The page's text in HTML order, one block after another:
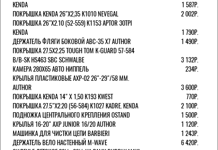
KENDA
1 587Р.
ПОКРЫШКА KENDA 26"Х2,35 K1010 NEVEGAL
2 002Р.
ПОКРЫШКА 26"Х2.10 (52-559) K1153 APTOR 30TPI
KENDA
1 790Р.
ДЕРЖАТЕЛЬ ФЛЯГИ БОКОВОЙ ABC-35 X7 AUTHOR
1 490Р.
ПОКРЫШКА 27.5X2.25 TOUGH TOM K-GUARD 57-584
B/B-SK HS463 SBC SCHWALBE
3 132Р.
КАМЕРА 280Х65 АВТО НИППЕЛЬ
234Р.
КРЫЛЬЯ ПЛАСТИКОВЫЕ AXP-02 26"-29"/58 ММ.
AUTHOR
3 600Р.
ПОКРЫШКА KENDA 14" Х 1,50 K193 KWEST
770Р.
ПОКРЫШКА 27.5"Х2.20 (56-584) K1027 KADRE. KENDA
2 100Р.
ПОДНОЖКА ЦЕНТРАЛЬНОГО КРЕПЛЕНИЯ OSTAND
1 500Р.
КРЫЛЬЯ 16-20" AXP JUNIOR 16/20 AUTHOR
1 120Р.
МАШИНКА ДЛЯ ЧИСТКИ ЦЕПИ BARBIERI
1 243Р.
ДЕРЖАТЕЛЬ ВЕЛО НАСТЕННЫЙ M-WAVE
6 420Р.